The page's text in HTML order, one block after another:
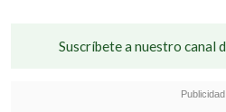
Suscríbete a nuestro canal